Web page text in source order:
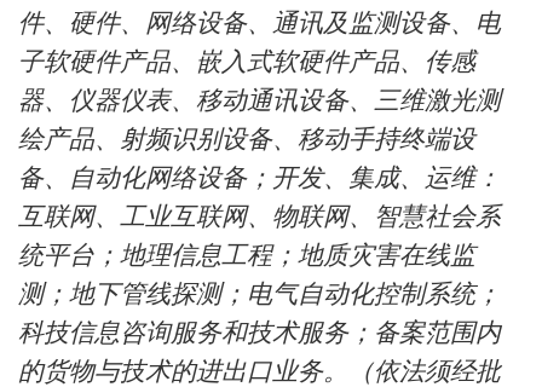
件、硬件、网络设备、通讯及监测设备、电
子软硬件产品、嵌入式软硬件产品、传感
器、仪器仪表、移动通讯设备、三维激光测
绘产品、射频识别设备、移动手持终端设
备、自动化网络设备；开发、集成、运维：
互联网、工业互联网、物联网、智慧社会系
统平台；地理信息工程；地质灾害在线监
测；地下管线探测；电气自动化控制系统；
科技信息咨询服务和技术服务；备案范围内
的货物与技术的进出口业务。（依法须经批